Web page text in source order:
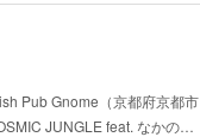
Pub Gnome（京都府京都市
JUNGLE feat. なかの…